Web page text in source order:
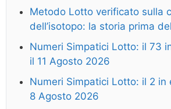
Metodo Lotto verificato sulla
dell’isotopo: la storia prima
Numeri Simpatici Lotto: il 73
il 11 Agosto 2026
Numeri Simpatici Lotto: il 2 in
8 Agosto 2026